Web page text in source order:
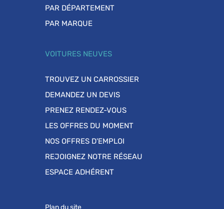
PAR DÉPARTEMENT
PAR MARQUE
VOITURES NEUVES
TROUVEZ UN CARROSSIER
DEMANDEZ UN DEVIS
PRENEZ RENDEZ-VOUS
LES OFFRES DU MOMENT
NOS OFFRES D'EMPLOI
REJOIGNEZ NOTRE RÉSEAU
ESPACE ADHÉRENT
Plan du site